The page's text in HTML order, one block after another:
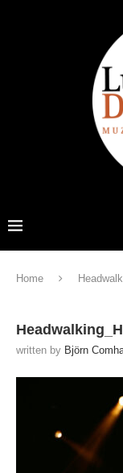
Home
written by Björn